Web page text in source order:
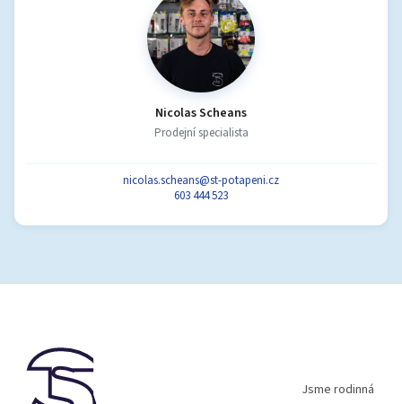
Nicolas Scheans
Prodejní specialista
nicolas.scheans@st-potapeni.cz
603 444 523
Jsme rodinná